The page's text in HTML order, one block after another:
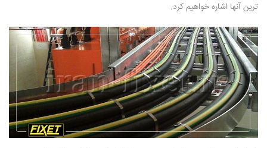
ترین آنها اشاره خواهیم کرد.